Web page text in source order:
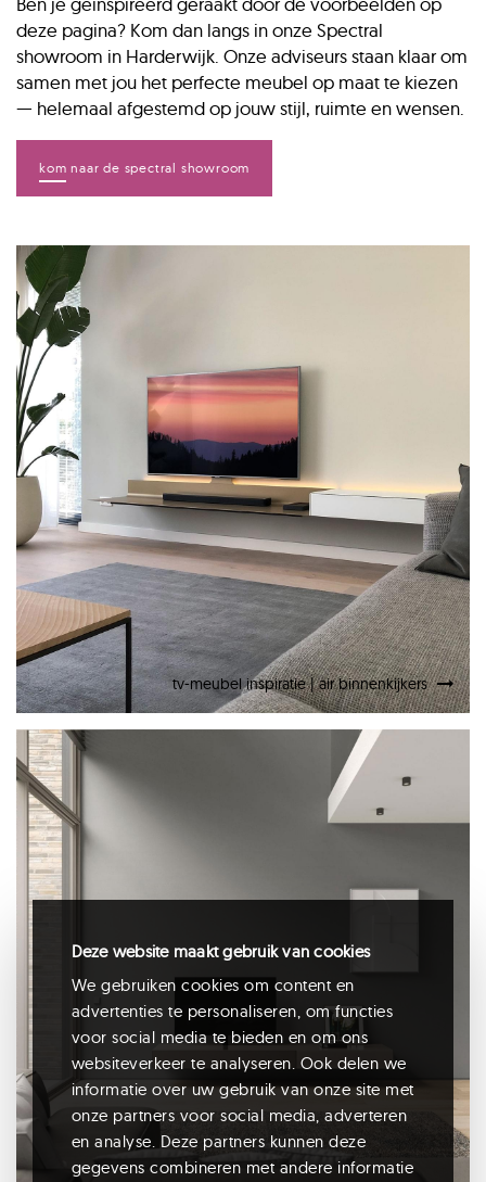
Deze website maakt gebruik van cookies
We gebruiken cookies om content en
advertenties te personaliseren, om functies
voor social media te bieden en om ons
websiteverkeer te analyseren. Ook delen we
informatie over uw gebruik van onze site met
onze partners voor social media, adverteren
en analyse. Deze partners kunnen deze
gegevens combineren met andere informatie
deze pagina? Kom dan langs in onze Spectral
showroom in Harderwijk. Onze adviseurs staan klaar om
samen met jou het perfecte meubel op maat te kiezen
— helemaal afgestemd op jouw stijl, ruimte en wensen.
kom naar de spectral showroom
spectral air
tv-meubel inspiratie
tv-meubel inspiratie | air binnenkijkers
tv-meubel inspiratie